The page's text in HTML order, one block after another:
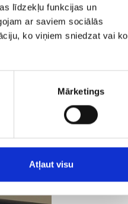
līdzekļu funkcijas un
ar saviem sociālās
ko viņiem sniedzat vai ko
Mārketings
Atļaut visu